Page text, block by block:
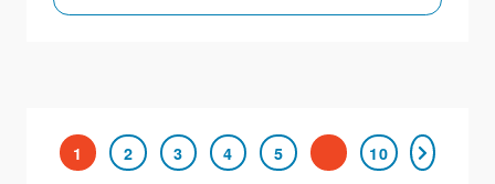
1 2 3 4 5 10